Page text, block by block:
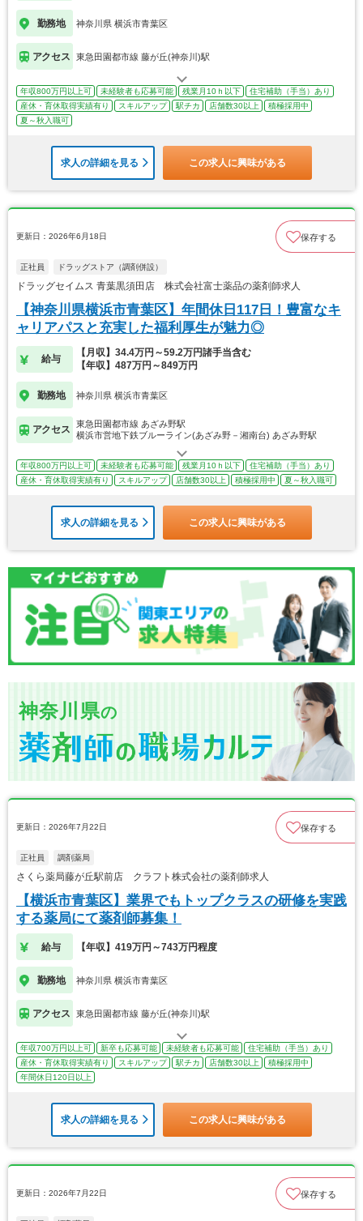
勤務地 神奈川県 横浜市青葉区
アクセス 東急田園都市線 藤が丘(神奈川)駅
年収800万円以上可 未経験者も応募可能 残業月10ｈ以下
住宅補助（手当）あり
産休・育休取得実績有り
スキルアップ 駅チカ 店舗数30以上
積極採用中
夏～秋入職可
求人の詳細を見る この求人に興味がある
更新日：2026年6月18日 保存する
正社員 ドラッグストア（調剤併設）
ドラッグセイムス 青葉黒須田店 株式会社富士薬品の薬剤師求人
【神奈川県横浜市青葉区】年間休日117日！豊富なキ
ャリアパスと充実した福利厚生が魅力◎
給与
【月収】34.4万円～59.2万円諸手当含む
【年収】487万円～849万円
勤務地 神奈川県 横浜市青葉区
アクセス
東急田園都市線 あざみ野駅
横浜市営地下鉄ブルーライン(あざみ野－湘南台) あざみ野駅
年収800万円以上可 未経験者も応募可能 残業月10ｈ以下
住宅補助（手当）あり
産休・育休取得実績有り
スキルアップ 店舗数30以上 積極採用中 夏～秋入職可
求人の詳細を見る この求人に興味がある
神奈川県の
更新日：2026年7月22日 保存する
正社員 調剤薬局
さくら薬局藤が丘駅前店 クラフト株式会社の薬剤師求人
【横浜市青葉区】業界でもトップクラスの研修を実践
する薬局にて薬剤師募集！
給与 【年収】419万円～743万円程度
勤務地 神奈川県 横浜市青葉区
アクセス 東急田園都市線 藤が丘(神奈川)駅
年収700万円以上可 新卒も応募可能 未経験者も応募可能
住宅補助（手当）あり
産休・育休取得実績有り
スキルアップ 駅チカ 店舗数30以上
積極採用中
年間休日120日以上
求人の詳細を見る この求人に興味がある
更新日：2026年7月22日 保存する